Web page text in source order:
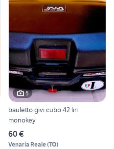
5
bauletto givi cubo 42 liri
monokey
60 €
Venaria Reale(TO)